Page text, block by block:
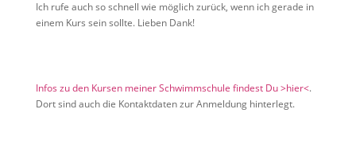
Ich rufe auch so schnell wie möglich zurück, wenn ich gerade in
einem Kurs sein sollte. Lieben Dank!
Infos zu den Kursen meiner Schwimmschule findest Du >hier<.
Dort sind auch die Kontaktdaten zur Anmeldung hinterlegt.